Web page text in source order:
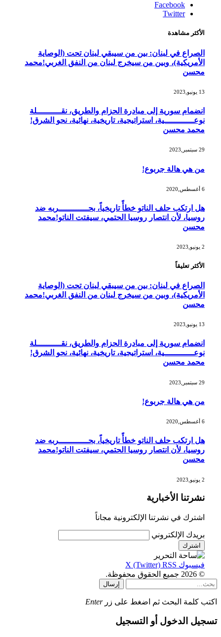
Facebook
Twitter
الأكثر مشاهدة
الصراع في لبنان: بين من سيبقي لبنان تحت (الوصاية
الأمريكية)، وبين من سيخرج لبنان من النفق الغربي!محمد
محسن
13 يونيو,2023
انضمام سورية إلى مبادرة الحزام والطريق، نقــــــــــلة
نوعــــــــــــية، استراتيجية، تاريخية، نهائية، نحو الشرق!
محمد محسن
29 سبتمبر,2023
من هي هالة جربوع!
هل ارتكب حلف الناتو خطأً تاريخياً، بحــــــــــــربه ضد
روسيا، لأن انتصار روسيا الحتمي، سيفتت الناتو!محمد
محسن
الأكثر تعليقاً
الصراع في لبنان: بين من سيبقي لبنان تحت (الوصاية
الأمريكية)، وبين من سيخرج لبنان من النفق الغربي!محمد
محسن
13 يونيو,2023
انضمام سورية إلى مبادرة الحزام والطريق، نقــــــــــلة
نوعــــــــــــية، استراتيجية، تاريخية، نهائية، نحو الشرق!
محمد محسن
29 سبتمبر,2023
من هي هالة جربوع!
هل ارتكب حلف الناتو خطأً تاريخياً، بحــــــــــــربه ضد
روسيا، لأن انتصار روسيا الحتمي، سيفتت الناتو!محمد
محسن
نشرتنا الأخبارية
اشترك في نشرتنا الإلكترونية مجاناً
بريدك الإلكتروني
فيسبوك X (Twitter) RSS
© 2026 جميع الحقوق محفوظة.
إرسال
اكتب كلمة البحث ثم اضغط على زر Enter
تسجيل الدخول أو التسجيل